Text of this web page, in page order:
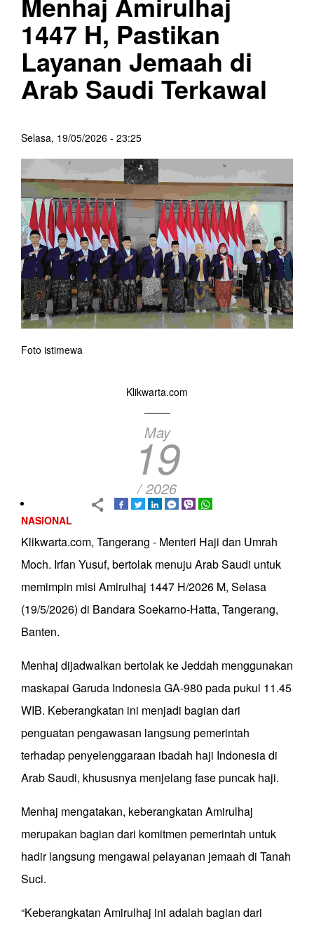
1447 H, Pastikan
Layanan Jemaah di
Arab Saudi Terkawal
Selasa, 19/05/2026 - 23:25
Foto istimewa
Klikwarta.com
May
19
/ 2026
NASIONAL
Klikwarta.com, Tangerang - Menteri Haji dan Umrah
Moch. Irfan Yusuf, bertolak menuju Arab Saudi untuk
memimpin misi Amirulhaj 1447 H/2026 M, Selasa
(19/5/2026) di Bandara Soekarno-Hatta, Tangerang,
Banten.
Menhaj dijadwalkan bertolak ke Jeddah menggunakan
maskapai Garuda Indonesia GA-980 pada pukul 11.45
WIB. Keberangkatan ini menjadi bagian dari
penguatan pengawasan langsung pemerintah
terhadap penyelenggaraan ibadah haji Indonesia di
Arab Saudi, khususnya menjelang fase puncak haji.
Menhaj mengatakan, keberangkatan Amirulhaj
merupakan bagian dari komitmen pemerintah untuk
hadir langsung mengawal pelayanan jemaah di Tanah
Suci.
“Keberangkatan Amirulhaj ini adalah bagian dari